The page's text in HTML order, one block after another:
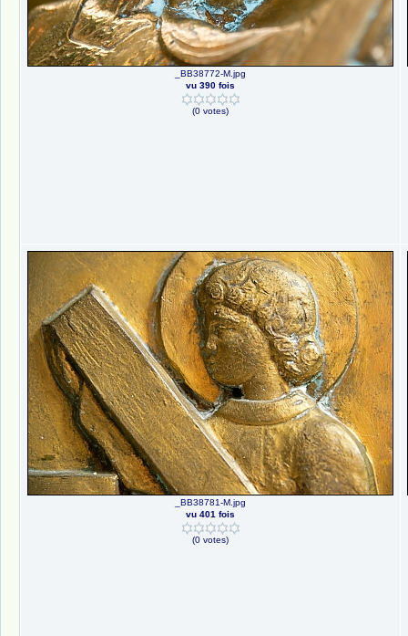
_BB38772-M.jpg
vu 390 fois
(0 votes)
_BB38781-M.jpg
vu 401 fois
(0 votes)